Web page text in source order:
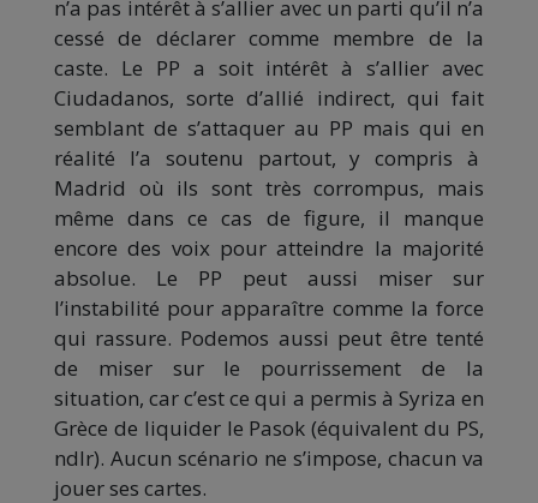
n’a pas intérêt à s’allier avec un parti qu’il n’a
cessé de déclarer comme membre de la
caste. Le PP a soit intérêt à s’allier avec
Ciudadanos, sorte d’allié indirect, qui fait
semblant de s’attaquer au PP mais qui en
réalité l’a soutenu partout, y compris à
Madrid où ils sont très corrompus, mais
même dans ce cas de figure, il manque
encore des voix pour atteindre la majorité
absolue. Le PP peut aussi miser sur
l’instabilité pour apparaître comme la force
qui rassure. Podemos aussi peut être tenté
de miser sur le pourrissement de la
situation, car c’est ce qui a permis à Syriza en
Grèce de liquider le Pasok (équivalent du PS,
ndlr). Aucun scénario ne s’impose, chacun va
jouer ses cartes.